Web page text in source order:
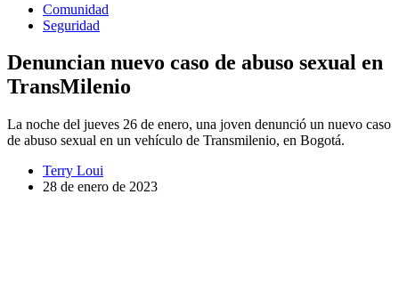
Comunidad
Seguridad
Denuncian nuevo caso de abuso sexual en
TransMilenio
La noche del jueves 26 de enero, una joven denunció un nuevo caso
de abuso sexual en un vehículo de Transmilenio, en Bogotá.
Terry Loui
28 de enero de 2023